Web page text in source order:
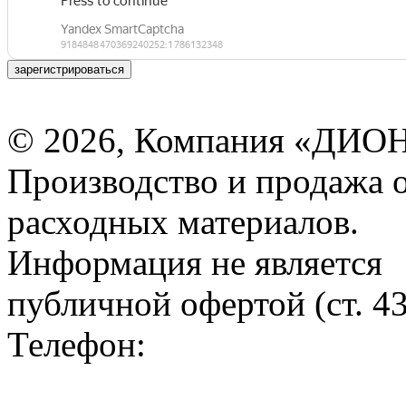
зарегистрироваться
© 2026, Компания
Производство и продажа
расходных материалов.
Информация не является
публичной офертой (ст.
Телефон: